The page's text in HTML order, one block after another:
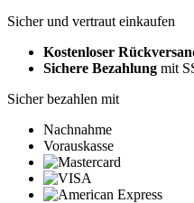
Sicher und vertraut einkaufen
Kostenloser
Sichere Bezahlung mit
Sicher bezahlen mit
Nachnahme
Vorauskasse